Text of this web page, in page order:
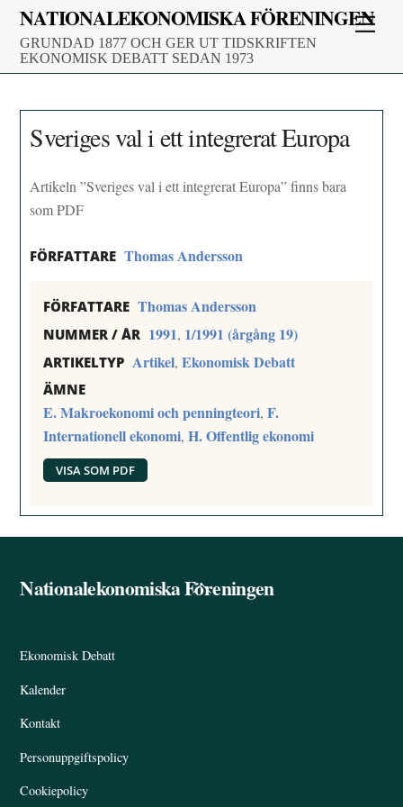
Skip
content
NATIONALEKONOMISKA FÖRENINGEN
GRUNDAD 1877 OCH GER UT TIDSKRIFTEN
EKONOMISK DEBATT SEDAN 1973
Sveriges val i ett integrerat Europa
Artikeln ”Sveriges val i ett integrerat Europa” finns bara
som PDF
FÖRFATTARE Thomas Andersson
FÖRFATTARE Thomas Andersson
NUMMER / ÅR 1991, 1/1991 (årgång 19)
ARTIKELTYP Artikel,Ekonomisk Debatt
ÄMNE
E. Makroekonomi och penningteori,F.
Internationell ekonomi,H. Offentlig ekonomi
VISA SOM PDF
Back
Nationalekonomiska Föreningen
Ekonomisk Debatt
Kalender
Kontakt
Personuppgiftspolicy
Cookiepolicy